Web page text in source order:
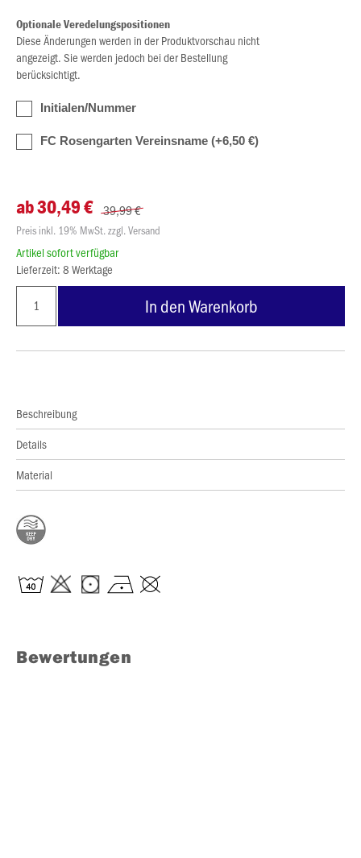
Optionale Veredelungspositionen
Diese Änderungen werden in der Produktvorschau nicht
angezeigt. Sie werden jedoch bei der Bestellung
berücksichtigt.
Initialen/Nummer
FC Rosengarten Vereinsname (+6,50 €)
ab 30,49 € 39,99 €
Preis inkl. 19% MwSt. zzgl. Versand
Artikel sofort verfügbar
Lieferzeit: 8 Werktage
In den Warenkorb
Beschreibung
Details
Material
Bewertungen